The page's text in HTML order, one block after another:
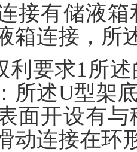
接有储液
箱连接，所
利要求1所
所述U型架
面开设有
动连接在环